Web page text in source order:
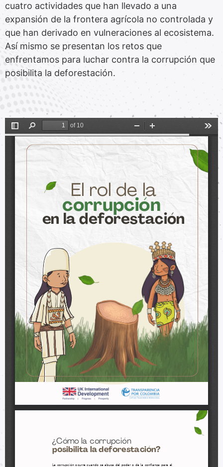
cuatro actividades que han llevado a una
expansión de la frontera agrícola no controlada y
que han derivado en vulneraciones al ecosistema.
Así mismo se presentan los retos que
enfrentamos para luchar contra la corrupción que
posibilita la deforestación.